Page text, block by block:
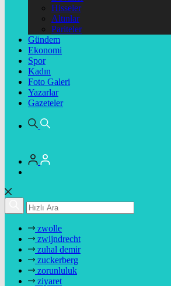
Hisseler
Altınlar
Pariteler
Gündem
Ekonomi
Spor
Kadın
Foto Galeri
Yazarlar
Gazeteler
zwolle
zwijndrecht
zuhal demir
zuckerberg
zorunluluk
ziyaret